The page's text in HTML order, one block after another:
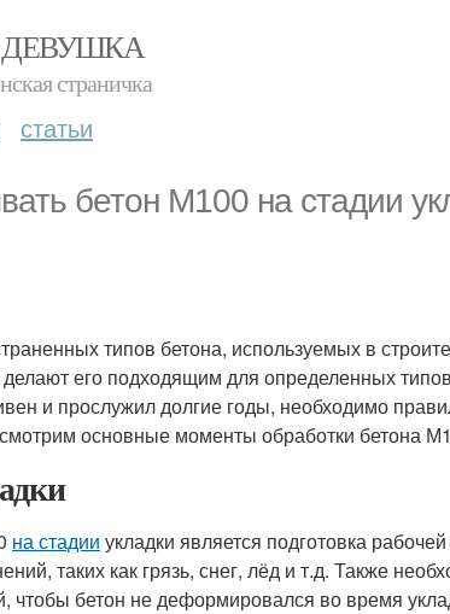
страничка
статьи
бетон М100 на стадии
типов бетона, используемых в
его подходящим для определенных
и прослужил долгие годы, необходимо
основные моменты обработки бетона
на стадии укладки является подготовка
таких как грязь, снег, лёд и т.д. Также
чтобы бетон не деформировался во время